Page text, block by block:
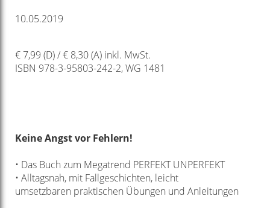
10.05.2019
€ 7,99 (D) / € 8,30 (A) inkl. MwSt.
ISBN 978-3-95803-242-2, WG 1481
Keine Angstvor Fehlern!
• Das Buch zum Megatrend PERFEKT UNPERFEKT
• Alltagsnah, mit Fallgeschichten, leicht
umsetzbaren praktischen Übungen und Anleitungen